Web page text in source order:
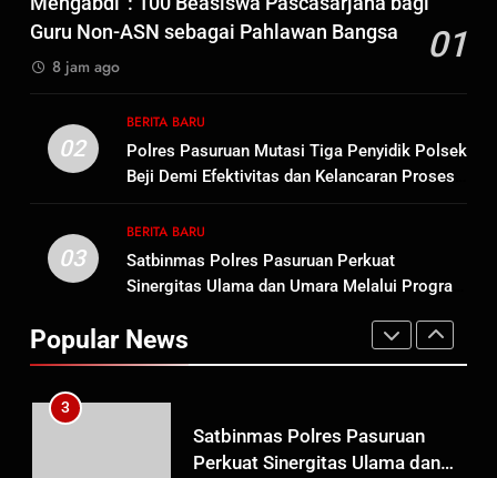
Guru Non-ASN sebagai Pahlawan Bangsa
01
8 jam ago
02
BERITA BARU
Polres Pasuruan Mutasi Tiga Penyidik Polsek
Beji Demi Efektivitas dan Kelancaran Proses
Penyidikan
03
BERITA BARU
Satbinmas Polres Pasuruan Perkuat
Sinergitas Ulama dan Umara Melalui Program
Popular News
Meninggalnya Korban Diduga
Tersangka Judol, Komitmen
Sambut HUT ke-81
Kemerdekaan RI, IAD
“Hadiah Guru Mengabdi”: 100
Beasiswa Pascasarjana bagi
Guru Non-ASN sebagai
BERITA BARU
2
Polres Pasuruan Mutasi Tiga
Penyidik Polsek Beji Demi
Efektivitas dan Kelancaran
Proses Penyidikan
3
Satbinmas Polres Pasuruan
Perkuat Sinergitas Ulama dan